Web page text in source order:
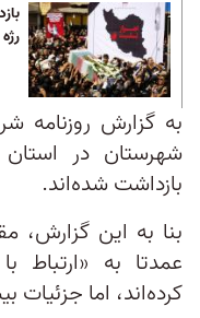
به گزارش روزنامه
بازداشت شده‌اند.
بنا به این گزارش،
عمدتا به «ارتباط
کرده‌اند، اما جزئیات